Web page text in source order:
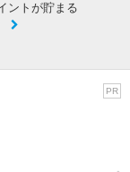
ントが貯まる
PR